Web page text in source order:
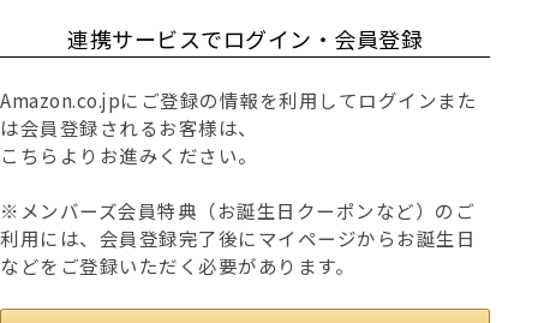
連携サービスでログイン・会員登録
Amazon.co.jpにご登録の情報を利用してログインまた
は会員登録されるお客様は、
こちらよりお進みください。
※メンバーズ会員特典（お誕生日クーポンなど）のご
利用には、会員登録完了後にマイページからお誕生日
などをご登録いただく必要があります。